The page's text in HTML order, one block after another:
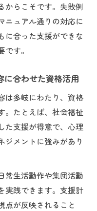
からこそです。失敗例
ニュアル通りの対応に
に合った支援ができな
す。
に合わせた資格活用
は多岐にわたり、資格
。たとえば、社会福祉
た支援が得意で、心理
ジメントに強みがあり
常生活動作や集団活動
実践できます。支援計
点が反映されること